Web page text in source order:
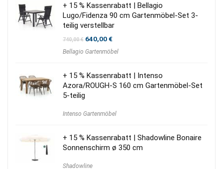
+ 15 % Kassenrabatt | Bellagio
Lugo/Fidenza 90 cm Gartenmöbel-Set 3-
teilig verstellbar
740,00€ Ursprünglicher
war:
640,00€Aktueller
ist:
Bellagio Gartenmöbel
+ 15 % Kassenrabatt | Intenso
Azora/ROUGH-S 160 cm Gartenmöbel-Set
5-teilig
Intenso Gartenmöbel
+ 15 % Kassenrabatt | Shadowline Bonaire
Sonnenschirm ø 350 cm
Shadowline